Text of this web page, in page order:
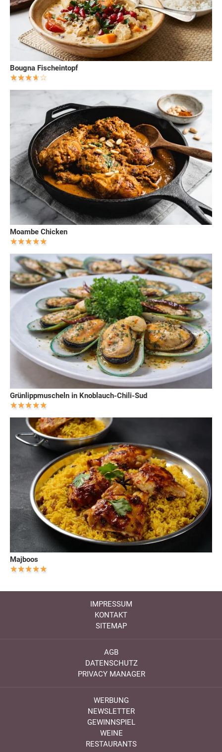
Bougna Fischeintopf
Moambe Chicken
Grünlippmuscheln in Knoblauch-Chili-Sud
Majboos
IMPRESSUM
KONTAKT
SITEMAP
AGB
DATENSCHUTZ
PRIVACY MANAGER
WERBUNG
NEWSLETTER
GEWINNSPIEL
WEINE
RESTAURANTS